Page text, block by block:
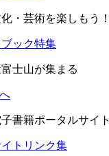
・芸術を楽しもう！
ック特集
士山が集まる
書籍ポータルサイト
トリンク集